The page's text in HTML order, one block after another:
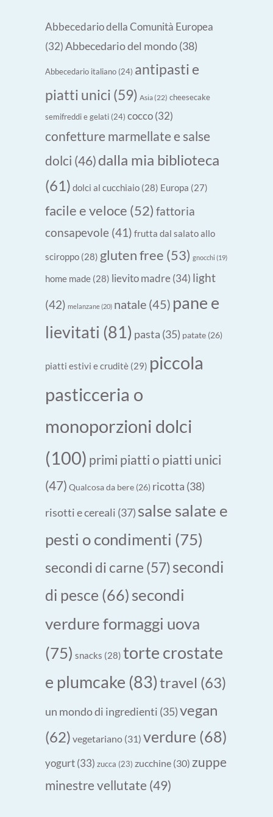
Abbecedario della Comunità Europea
(32) Abbecedario del mondo(38)
Abbecedario italiano (24) antipasti e
piatti unici (59) Asia(22) cheesecake
semifreddi e gelati (24) cocco (32)
confetture marmellate e salse
dolci (46) dalla mia biblioteca
(61) dolci al cucchiaio (28) Europa (27)
facile e veloce (52) fattoria
consapevole (41) frutta dal salato allo
sciroppo (28) gluten free (53) gnocchi (19)
home made (28) lievito madre(34) light
(42) melanzane(20) natale (45) pane e
lievitati (81) pasta (35) patate (26)
piatti estivi e cruditè (29) piccola
pasticceria o
monoporzioni dolci
(100) primi piatti o piatti unici
(47) Qualcosa da bere (26) ricotta (38)
risotti e cereali (37) salse salate e
pesti o condimenti (75)
secondi di carne (57)secondi
di pesce (66) secondi
verdure formaggi uova
(75) snacks (28) torte crostate
e plumcake (83)travel (63)
un mondo di ingredienti (35)vegan
(62) vegetariano (31) verdure (68)
yogurt(33) zucca (23) zucchine (30) zuppe
minestre vellutate (49)